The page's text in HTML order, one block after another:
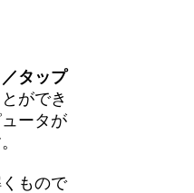
タップ
ができ
ータが
もので